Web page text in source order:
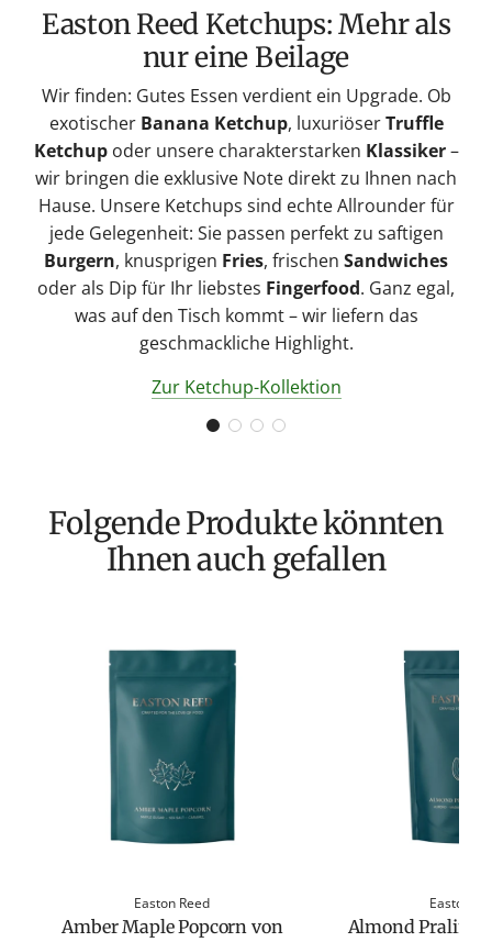
Easton Reed Ketchups: Mehr als
nur eine Beilage
Wir finden: Gutes Essen verdient ein Upgrade. Ob
exotischer Banana Ketchup, luxuriöserTruffle
Ketchupoder unsere charakterstarken Klassiker–
wir bringen die exklusive Note direkt zu Ihnen nach
Hause. Unsere Ketchups sind echte Allrounder für
jede Gelegenheit: Sie passen perfekt zu saftigen
Burgern, knusprigen Fries, frischen Sandwiches
oder als Dip für Ihr liebstes Fingerfood. Ganz egal,
was auf den Tisch kommt – wir liefern das
geschmackliche Highlight.
Zur Ketchup-Kollektion
Folgende Produkte könnten
Ihnen auch gefallen
Easton Reed
Amber Maple Popcorn von
Easton
Almond Praline